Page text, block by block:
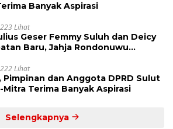
Banyak Aspirasi
223 Lihat
Geser Femmy Suluh dan Deicy
Baru, Jahja Rondonuwu
222 Lihat
Pimpinan dan Anggota DPRD Sulut
Mitra Terima Banyak Aspirasi
Selengkapnya